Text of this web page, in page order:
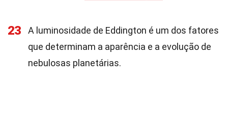
23
A luminosidade de Eddington é um dos fatores
que determinam a aparência e a evolução de
nebulosas planetárias.